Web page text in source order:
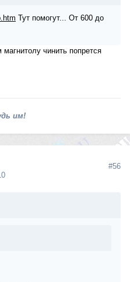
Тут помогут... От 600 до
чинить попрется
им!
#56